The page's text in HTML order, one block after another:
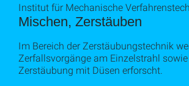
Mischen, Zerstäuben
Institut für Mechanische
Im Bereich der Zerstäubungstechnik
Zerfallsvorgänge am Einzelstrahl
Zerstäubung mit Düsen erforscht.